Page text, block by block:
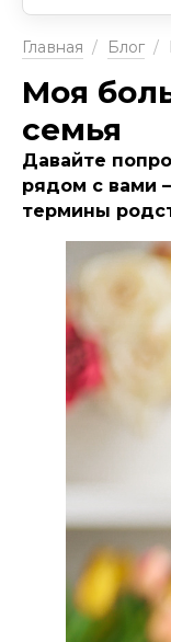
Главная / Блог /
Моя
семья
Давайте
рядом с вами
термины